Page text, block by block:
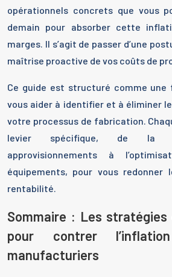
opérationnels concrets que vous
demain pour absorber cette
marges. Il s’agit de passer d’une
maîtrise proactive de vos coûts de
Ce guide est structuré comme une
vous aider à identifier et à éliminer
votre processus de fabrication.
levier spécifique, de la
approvisionnements à
équipements, pour vous
rentabilité.
Sommaire : Les stratégies
pour contrer
manufacturiers